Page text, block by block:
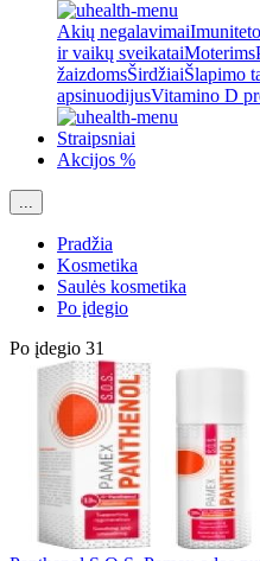
Akių negalavimai
ir vaikų sveikataiMoterims
žaizdomsŠirdžiaiŠlapimo
apsinuodijusVitamino D
Straipsniai
Akcijos %
...
Pradžia
Kosmetika
Saulės kosmetika
Po įdegio
Po įdegio 31